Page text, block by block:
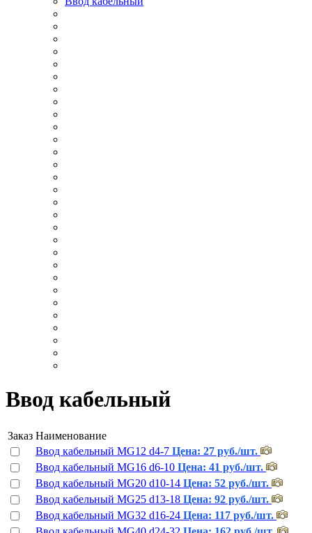
Ввод кабельный
Заказ Наименование
Ввод кабельный MG12 d4-7 Цена: 27 руб./шт.
Ввод кабельный MG16 d6-10 Цена: 41 руб./шт.
Ввод кабельный MG20 d10-14 Цена: 52 руб./шт.
Ввод кабельный MG25 d13-18 Цена: 92 руб./шт.
Ввод кабельный MG32 d16-24 Цена: 117 руб./шт.